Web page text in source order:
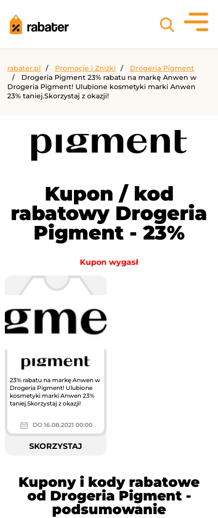
rabater.pl Promocje i Zniżki
Drogeria Pigment
Drogeria Pigment 23% rabatu na markę Anwen w
Drogeria Pigment! Ulubione kosmetyki marki Anwen
23% taniej.Skorzystaj z okazji!
Kupon / kod
rabatowy Drogeria
Pigment - 23%
Kupon wygasł
23% rabatu na markę Anwen w
Drogeria Pigment! Ulubione
kosmetyki marki Anwen 23%
taniej.Skorzystaj z okazji!
DO 16.08.2021 00:00
SKORZYSTAJ
Kupony i kody rabatowe
od Drogeria Pigment -
podsumowanie